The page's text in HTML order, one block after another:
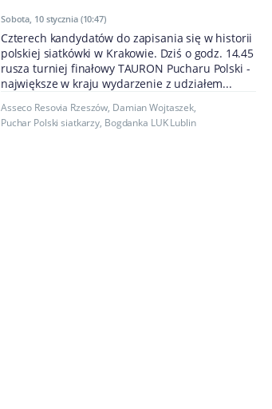
Sobota, 10 stycznia (10:47)
Czterech kandydatów do zapisania się w historii
polskiej siatkówki w Krakowie. Dziś o godz. 14.45
rusza turniej finałowy TAURON Pucharu Polski -
największe w kraju wydarzenie z udziałem...
Asseco Resovia Rzeszów, Damian Wojtaszek,
Puchar Polski siatkarzy, Bogdanka LUK Lublin